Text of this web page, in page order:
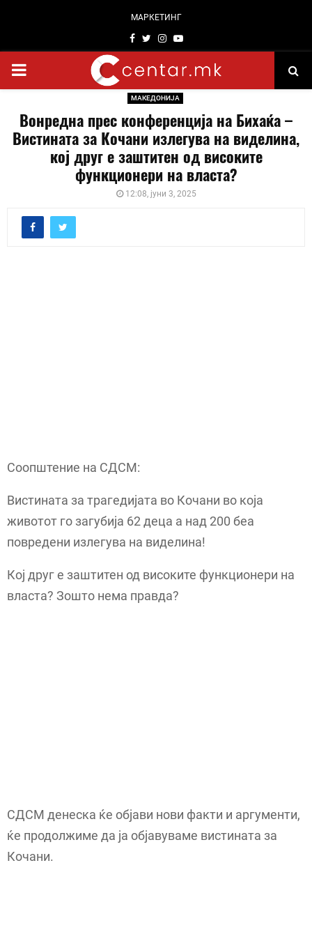
МАРКЕТИНГ
Facebook
TwitterInstagram
Youtube
PRIMARY
МАКЕДОНИЈА
Вонредна прес конференција на Бихаќа –
Вистината за Кочани излегува на виделина,
кој друг е заштитен од високите
функционери на власта?
12:08, јуни 3, 2025
Соопштение на СДСМ:
Вистината за трагедијата во Кочани во која
животот го загубија 62 деца а над 200 беа
повредени излегува на виделина!
Кој друг е заштитен од високите функционери на
власта? Зошто нема правда?
СДСМ денеска ќе објави нови факти и аргументи,
ќе продолжиме да ја објавуваме вистината за
Кочани.